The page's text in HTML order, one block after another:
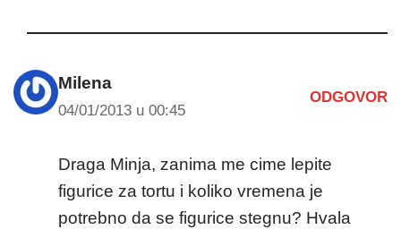
Milena
04/01/2013 u 00:45
ODGOVOR
Draga Minja, zanima me cime lepite
figurice za tortu i koliko vremena je
potrebno da se figurice stegnu? Hvala